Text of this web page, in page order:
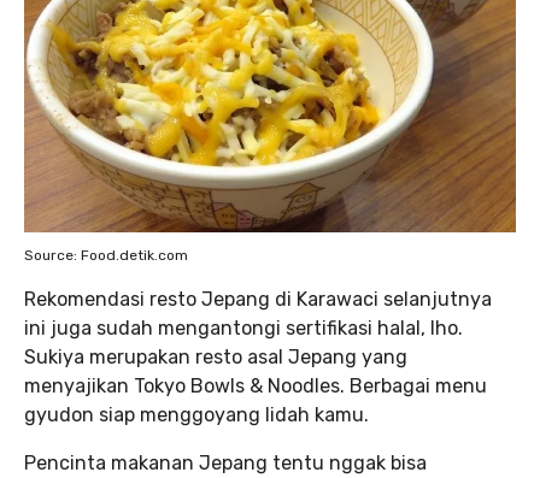
Source: Food.detik.com
Rekomendasi resto Jepang di Karawaci selanjutnya
ini juga sudah mengantongi sertifikasi halal, lho.
Sukiya merupakan resto asal Jepang yang
menyajikan Tokyo Bowls & Noodles. Berbagai menu
gyudon siap menggoyang lidah kamu.
Pencinta makanan Jepang tentu nggak bisa